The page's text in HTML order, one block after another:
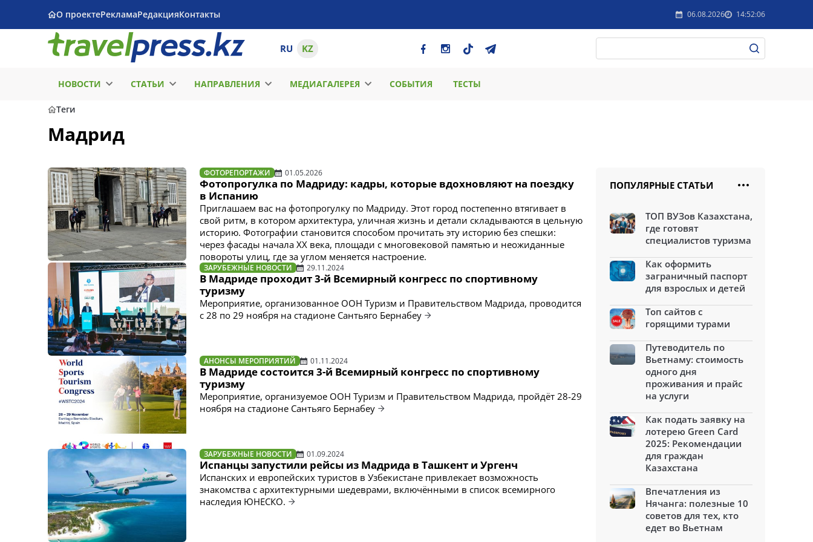
О проектеРекламаРедакцияКонтакты 06.08.2026 14:52:06
RU KZ
НОВОСТИ СТАТЬИ НАПРАВЛЕНИЯ МЕДИАГАЛЕРЕЯ СОБЫТИЯ ТЕСТЫ
Теги
Мадрид
ФОТОРЕПОРТАЖИ 01.05.2026
Фотопрогулка по Мадриду: кадры, которые вдохновляют на поездку
в Испанию
Приглашаем вас на фотопрогулку по Мадриду. Этот город постепенно втягивает в
свой ритм, в котором архитектура, уличная жизнь и детали складываются в цельную
историю. Фотографии становится способом прочитать эту историю без спешки:
через фасады начала XX века, площади с многовековой памятью и неожиданные
повороты улиц, где за углом меняется настроение.
ЗАРУБЕЖНЫЕ НОВОСТИ 29.11.2024
В Мадриде проходит 3-й Всемирный конгресс по спортивному
туризму
Мероприятие, организованное ООН Туризм и Правительством Мадрида, проводится
с 28 по 29 ноября на стадионе Сантьяго Бернабеу
АНОНСЫ МЕРОПРИЯТИЙ 01.11.2024
В Мадриде состоится 3-й Всемирный конгресс по спортивному
туризму
Мероприятие, организуемое ООН Туризм и Правительством Мадрида, пройдёт 28-29
ноября на стадионе Сантьяго Бернабеу
ЗАРУБЕЖНЫЕ НОВОСТИ 01.09.2024
Испанцы запустили рейсы из Мадрида в Ташкент и Ургенч
Испанских и европейских туристов в Узбекистане привлекает возможность
знакомства с архитектурными шедеврами, включёнными в список всемирного
наследия ЮНЕСКО.
ПОПУЛЯРНЫЕ СТАТЬИ
ТОП ВУЗов Казахстана,
где готовят
специалистов туризма
Как оформить
заграничный паспорт
для взрослых и детей
Топ сайтов с
горящими турами
Путеводитель по
Вьетнаму: стоимость
одного дня
проживания и прайс
на услуги
Как подать заявку на
лотерею Green Card
2025: Рекомендации
для граждан
Казахстана
Впечатления из
Нячанга: полезные 10
советов для тех, кто
едет во Вьетнам